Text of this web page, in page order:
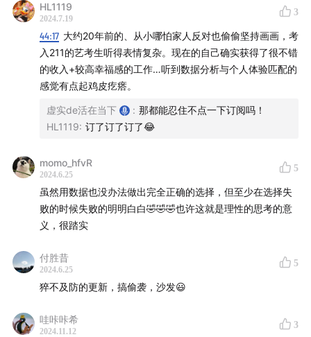
HL1119
2024.7.19
3
44:17 大约20年前的、从小哪怕家人反对也偷偷坚持画画，考
入211的艺考生听得表情复杂。现在的自己确实获得了很不错
的收入+较高幸福感的工作…听到数据分析与个人体验匹配的
感觉有点起鸡皮疙瘩。
虚实de活在当下 : 那都能忍住不点一下订阅吗！
HL1119: 订了订了订了😂
momo_hfvR
2024.6.25
5
虽然用数据也没办法做出完全正确的选择，但至少在选择失
败的时候失败的明明白白🤣🤣🤣也许这就是理性的思考的意
义，很踏实
付胜昔
2024.6.25
5
猝不及防的更新，搞偷袭，沙发😃
哇咔咔希
2024.11.12
3